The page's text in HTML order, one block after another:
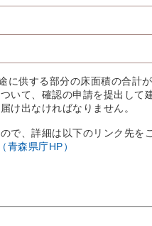
供する部分の床面積の合計
いて、確認の申請を提出して
け出なければなりません。
、詳細は以下のリンク先を
森県庁HP）